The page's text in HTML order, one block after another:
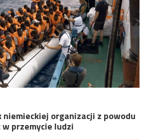
organizacji z powodu
przemycie ludzi